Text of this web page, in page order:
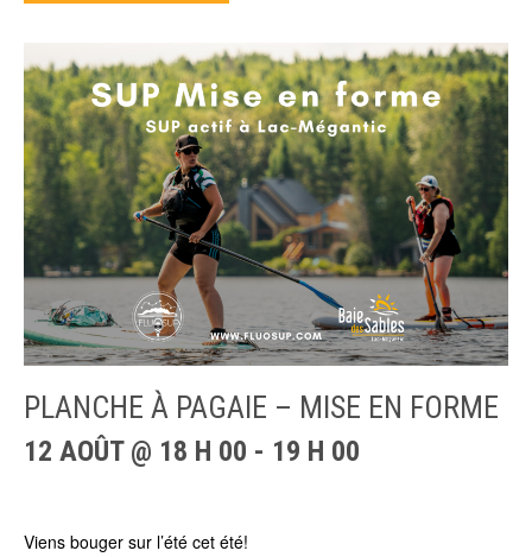
PLANCHE À PAGAIE – MISE EN FORME
12 AOÛT @ 18 H 00 - 19 H 00
Viens bouger sur l’été cet été!